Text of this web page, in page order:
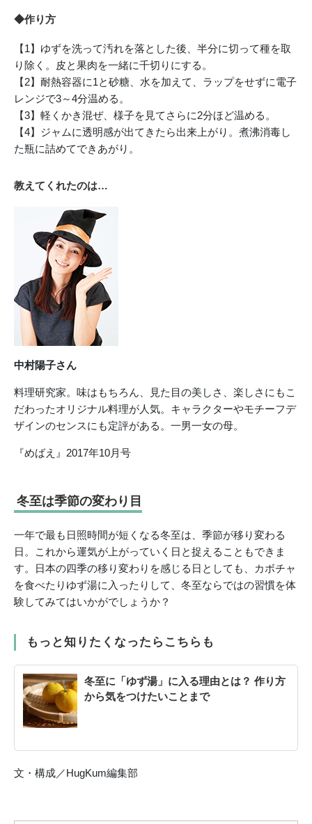
◆作り方
【1】ゆずを洗って汚れを落とした後、半分に切って種を取
り除く。皮と果肉を一緒に千切りにする。
【2】耐熱容器に1と砂糖、水を加えて、ラップをせずに電子
レンジで3～4分温める。
【3】軽くかき混ぜ、様子を見てさらに2分ほど温める。
【4】ジャムに透明感が出てきたら出来上がり。煮沸消毒し
た瓶に詰めてできあがり。
教えてくれたのは…
中村陽子さん
料理研究家。味はもちろん、見た目の美しさ、楽しさにもこ
だわったオリジナル料理が人気。キャラクターやモチーフデ
ザインのセンスにも定評がある。一男一女の母。
『めばえ』2017年10月号
冬至は季節の変わり目
一年で最も日照時間が短くなる冬至は、季節が移り変わる
日。これから運気が上がっていく日と捉えることもできま
す。日本の四季の移り変わりを感じる日としても、カボチャ
を食べたりゆず湯に入ったりして、冬至ならではの習慣を体
験してみてはいかがでしょうか？
もっと知りたくなったらこちらも
冬至に「ゆず湯」に入る理由とは？ 作り方
から気をつけたいことまで
文・構成／HugKum編集部